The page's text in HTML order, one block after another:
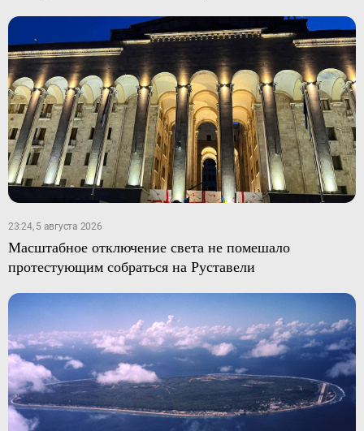
23:24, 5 августа 2026
Масштабное отключение света не помешало
протестующим собраться на Руставели